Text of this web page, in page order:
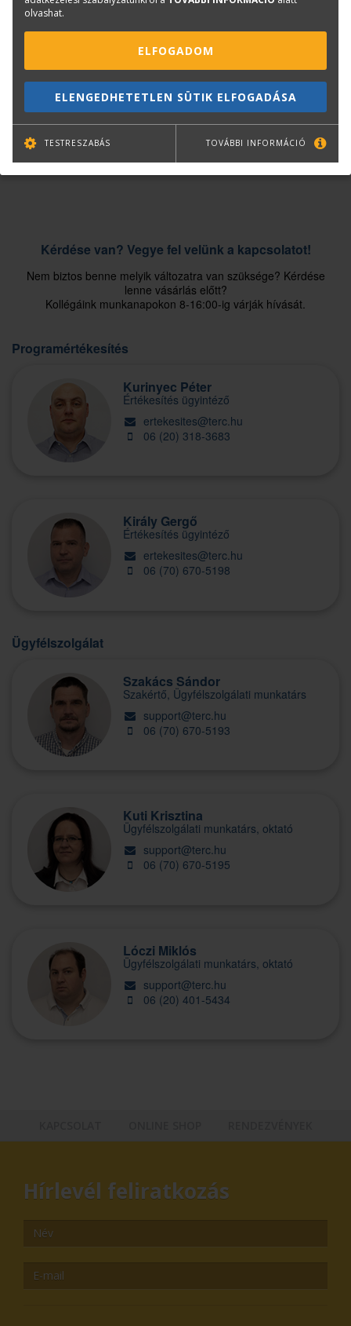
TERC V.I.P. GOLD365 költségvetés-készítő szoftverét!
Tovább a megrendeléshez
Kérdése van? Vegye fel velünk a kapcsolatot!
Nem biztos benne melyik változatra van szüksége? Kérdése
lenne vásárlás előtt?
Kollégáink munkanapokon 8-16:00-ig várják hívását.
Programértékesítés
Kurinyec Péter
Értékesítés ügyintéző
ertekesites@terc.hu
06 (20) 318-3683
Király Gergő
Értékesítés ügyintéző
ertekesites@terc.hu
06 (70) 670-5198
Ügyfélszolgálat
Szakács Sándor
Szakértő, Ügyfélszolgálati munkatárs
support@terc.hu
06 (70) 670-5193
Kuti Krisztina
Ügyfélszolgálati munkatárs, oktató
support@terc.hu
06 (70) 670-5195
Lóczi Miklós
Ügyfélszolgálati munkatárs, oktató
support@terc.hu
06 (20) 401-5434
Hírlevél feliratkozás
olvashat.
ELFOGADOM
ELENGEDHETETLEN SÜTIK ELFOGADÁSA
TESTRESZABÁS TOVÁBBI INFORMÁCIÓ